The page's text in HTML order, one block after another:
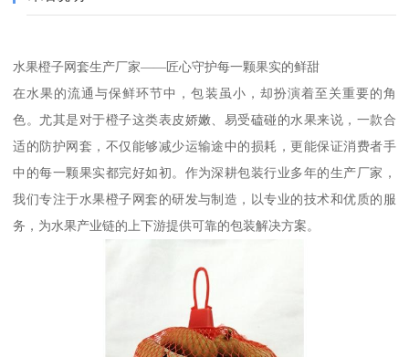
水果橙子网套生产厂家——匠心守护每一颗果实的鲜甜
在水果的流通与保鲜环节中，包装虽小，却扮演着至关重要的角
色。尤其是对于橙子这类表皮娇嫩、易受磕碰的水果来说，一款合
适的防护网套，不仅能够减少运输途中的损耗，更能保证消费者手
中的每一颗果实都完好如初。作为深耕包装行业多年的生产厂家，
我们专注于水果橙子网套的研发与制造，以专业的技术和优质的服
务，为水果产业链的上下游提供可靠的包装解决方案。